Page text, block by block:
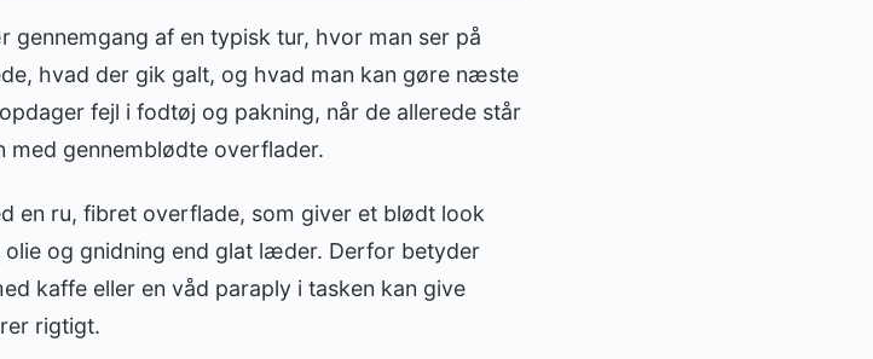
af en typisk tur, hvor man ser på
hvad der gik galt, og hvad man kan gøre næste
fejl i fodtøj og pakning, når de allerede står
gennemblødte overflader.
en ru, fibret overflade, som giver et blødt look
og gnidning end glat læder. Derfor betyder
kaffe eller en våd paraply i tasken kan give
rigtigt.